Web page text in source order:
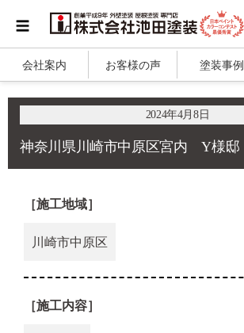
会社案内 お客様の声 塗装事例
2024年4月8日
神奈川県川崎市中原区宮内 Y様邸
［施工地域］
川崎市中原区
［施工内容］